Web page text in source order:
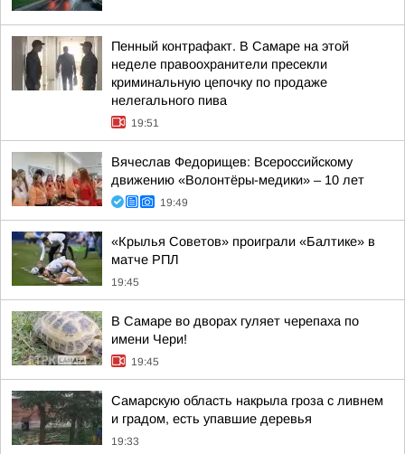
Пенный контрафакт. В Самаре на этой
неделе правоохранители пресекли
криминальную цепочку по продаже
нелегального пива
19:51
Вячеслав Федорищев: Всероссийскому
движению «Волонтёры-медики» – 10 лет
19:49
«Крылья Советов» проиграли «Балтике» в
матче РПЛ
19:45
В Самаре во дворах гуляет черепаха по
имени Чери!
19:45
Самарскую область накрыла гроза с ливнем
и градом, есть упавшие деревья
19:33